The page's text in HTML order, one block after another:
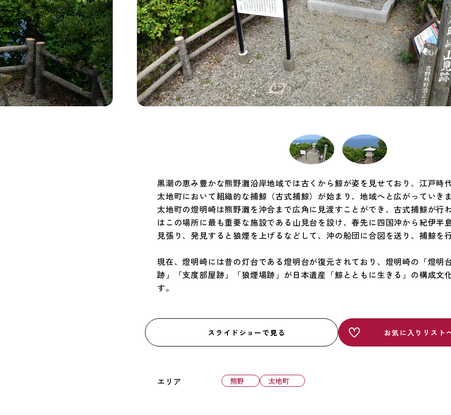
黒潮の恵み豊かな熊野灘沿岸地域では古くから鯨が姿を見せており、江戸時
太地町において組織的な捕鯨（古式捕鯨）が始まり、地域へと広がっていきま
太地町の燈明崎は熊野灘を沖合まで広角に見渡すことができ、古式捕鯨が行
はこの場所に最も重要な施設である山見台を設け、春先に四国沖から紀伊半
見張り、発見すると狼煙を上げるなどして、沖の船団に合図を送り、捕鯨を
現在、燈明崎には昔の灯台である燈明台が復元されており、燈明崎の「燈明
跡」「支度部屋跡」「狼煙場跡」が日本遺産「鯨とともに生きる」の構成文
す。
スライドショーで見る お気に入りリスト
エリア 熊野 太地町